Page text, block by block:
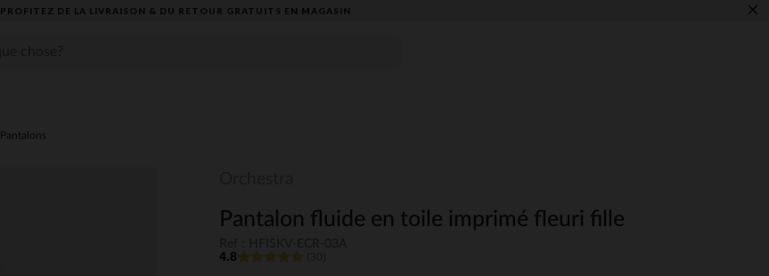
PROFITEZ DE LA LIVRAISON & DU RETOUR GRATUITS EN MAGASIN​ ×
Pantalons
Pantalon fluide en toile imprimé fleuri fille
4.8